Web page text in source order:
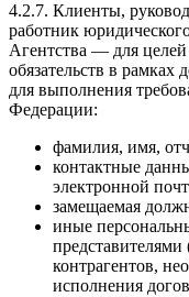
4.2.7. Клиенты,
работник
Агентства — для
обязательств в
для выполнения
Федерации:
фамилия, имя,
контактные
электронной
замещаемая
иные
контрагентов,
исполнения